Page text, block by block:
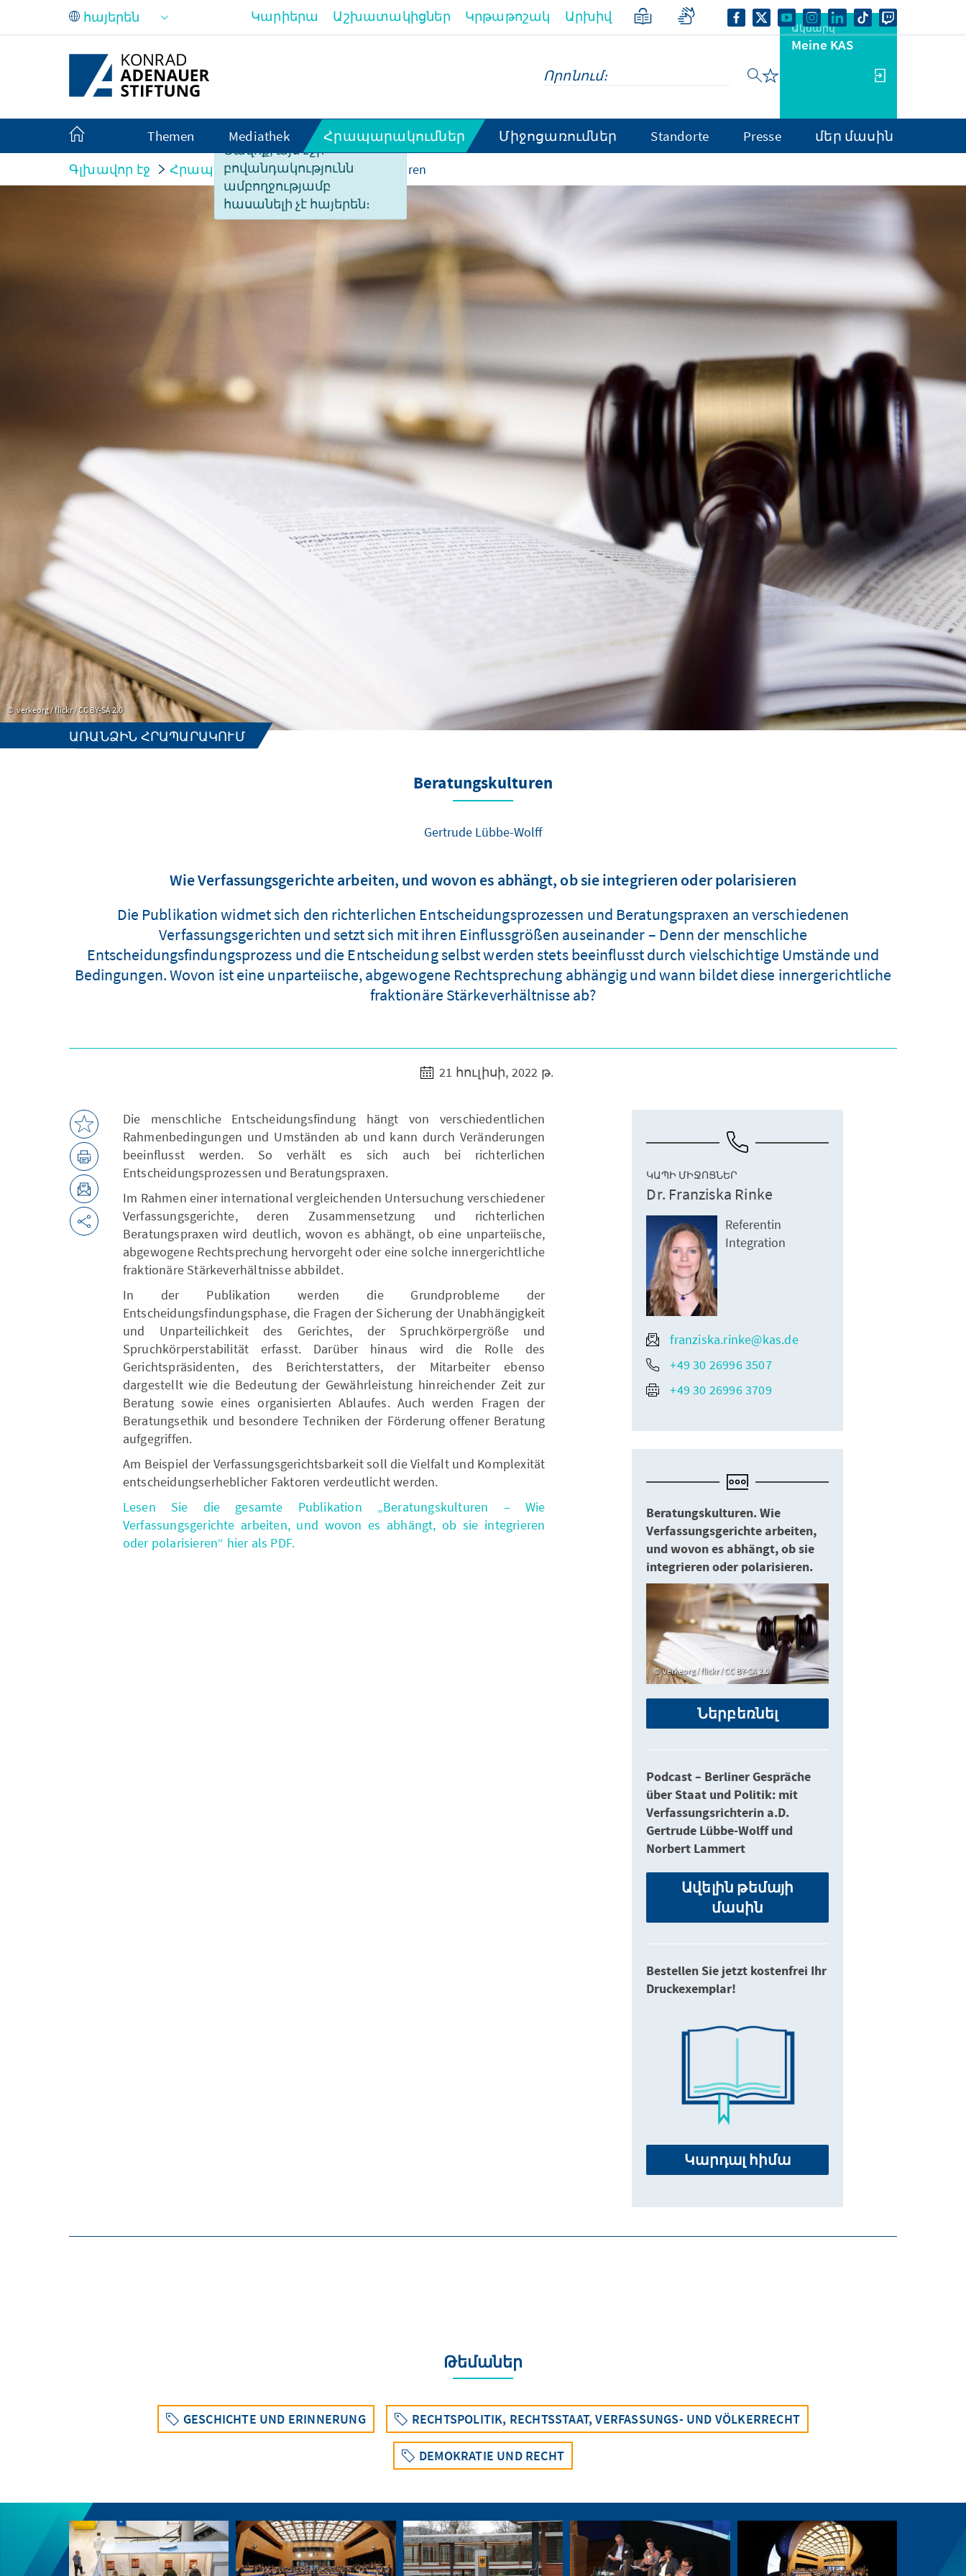
Skip to Main Content
Ցավոք, այս էջի
բովանդակությունն
ամբողջությամբ
հասանելի չէ հայերեն։
Կարիերա Աշխատակիցներ Կրթաթոշակ Արխիվ
Ակնարկ
Meine KAS
Themen Mediathek Հրապարակումներ Միջոցառումներ Standorte Presse մեր մասին
Գլխավոր էջ Հրապարակումներ Beratungskulturen
verkeorg / flickr / CC BY-SA 2.0
ԱՌԱՆՁԻՆ ՀՐԱՊԱՐԱԿՈՒՄ
Beratungskulturen
Gertrude Lübbe-Wolff
Wie Verfassungsgerichte arbeiten, und wovon es abhängt, ob sie integrieren oder polarisieren
Die Publikation widmet sich den richterlichen Entscheidungsprozessen und Beratungspraxen an verschiedenen
Verfassungsgerichten und setzt sich mit ihren Einflussgrößen auseinander – Denn der menschliche
Entscheidungsfindungsprozess und die Entscheidung selbst werden stets beeinflusst durch vielschichtige Umstände und
Bedingungen. Wovon ist eine unparteiische, abgewogene Rechtsprechung abhängig und wann bildet diese innergerichtliche
fraktionäre Stärkeverhältnisse ab?
21 հուլիսի, 2022 թ.
Die menschliche Entscheidungsfindung hängt von verschiedentlichen
Rahmenbedingungen und Umständen ab und kann durch Veränderungen
beeinflusst werden. So verhält es sich auch bei richterlichen
Entscheidungsprozessen und Beratungspraxen.
Im Rahmen einer international vergleichenden Untersuchung verschiedener
Verfassungsgerichte, deren Zusammensetzung und richterlichen
Beratungspraxen wird deutlich, wovon es abhängt, ob eine unparteiische,
abgewogene Rechtsprechung hervorgeht oder eine solche innergerichtliche
fraktionäre Stärkeverhältnisse abbildet.
In der Publikation werden die Grundprobleme der
Entscheidungsfindungsphase, die Fragen der Sicherung der Unabhängigkeit
und Unparteilichkeit des Gerichtes, der Spruchkörpergröße und
Spruchkörperstabilität erfasst. Darüber hinaus wird die Rolle des
Gerichtspräsidenten, des Berichterstatters, der Mitarbeiter ebenso
dargestellt wie die Bedeutung der Gewährleistung hinreichender Zeit zur
Beratung sowie eines organisierten Ablaufes. Auch werden Fragen der
Beratungsethik und besondere Techniken der Förderung offener Beratung
aufgegriffen.
Am Beispiel der Verfassungsgerichtsbarkeit soll die Vielfalt und Komplexität
entscheidungserheblicher Faktoren verdeutlicht werden.
Lesen Sie die gesamte Publikation „Beratungskulturen – Wie
Verfassungsgerichte arbeiten, und wovon es abhängt, ob sie integrieren
oder polarisieren“ hier als PDF.
ԿԱՊԻ ՄԻՋՈՑՆԵՐ
Dr. Franziska Rinke
Referentin
Integration
franziska.rinke@kas.de
+49 30 26996 3507
+49 30 26996 3709
Beratungskulturen. Wie
Verfassungsgerichte arbeiten,
und wovon es abhängt, ob sie
integrieren oder polarisieren.
verkeorg / flickr / CC BY-SA 2.0
Ներբեռնել
Podcast – Berliner Gespräche
über Staat und Politik: mit
Verfassungsrichterin a.D.
Gertrude Lübbe-Wolff und
Norbert Lammert
Ավելին թեմայի
մասին
Bestellen Sie jetzt kostenfrei Ihr
Druckexemplar!
Կարդալ հիմա
Թեմաներ
GESCHICHTE UND ERINNERUNG RECHTSPOLITIK, RECHTSSTAAT, VERFASSUNGS- UND VÖLKERRECHT
DEMOKRATIE UND RECHT